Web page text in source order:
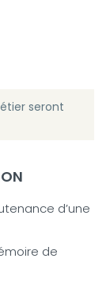
seront
d’une
de